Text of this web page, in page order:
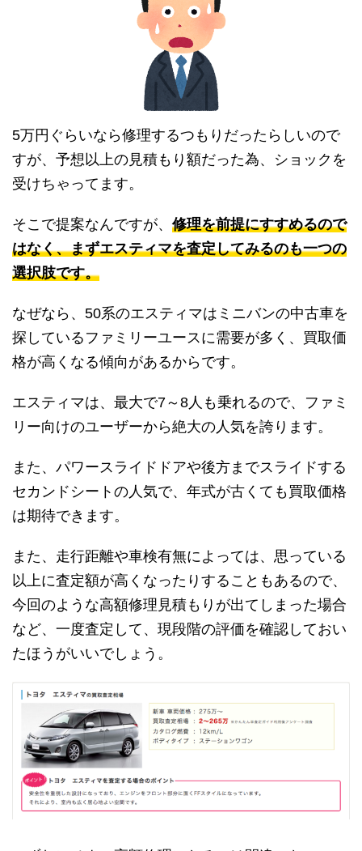
5万円ぐらいなら修理するつもりだったらしいので
すが、予想以上の見積もり額だった為、ショックを
受けちゃってます。
そこで提案なんですが、 修理を前提にすすめるので
はなく、まずエスティマを査定してみるのも一つの
選択肢です。
なぜなら、50系のエスティマはミニバンの中古車を
探しているファミリーユースに需要が多く、買取価
格が高くなる傾向があるからです。
エスティマは、最大で7～8人も乗れるので、ファミ
リー向けのユーザーから絶大の人気を誇ります。
また、パワースライドドアや後方までスライドする
セカンドシートの人気で、年式が古くても買取価格
は期待できます。
また、走行距離や車検有無によっては、思っている
以上に査定額が高くなったりすることもあるので、
今回のような高額修理見積もりが出てしまった場合
など、一度査定して、現段階の評価を確認しておい
たほうがいいでしょう。